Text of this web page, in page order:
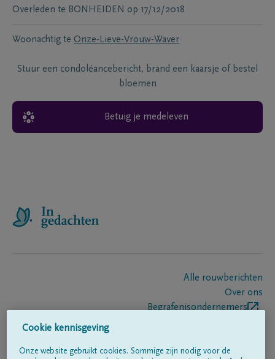
Overleden te BONHEIDEN op 17/12/2018
Woonachtig te Onze-Lieve-Vrouw-Waver
Stuur een condoléancebericht, brand een kaarsje of bestel
bloemen
Betuig je medeleven
Alle rouwberichten
Over ons
Begrafenisondernemers
Cookie kennisgeving
Onze website gebruikt cookies. Sommige zijn nodig voor de